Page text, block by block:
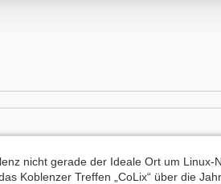
nicht gerade der Ideale Ort um Linux-
Koblenzer Treffen „CoLix“ über die